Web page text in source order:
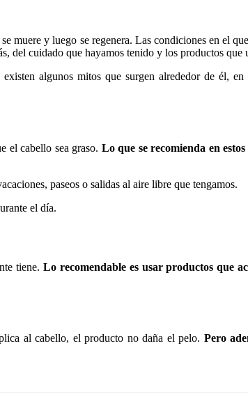
muere y luego se regenera. Las condiciones en el
del cuidado que hayamos tenido y los productos que
algunos mitos que surgen alrededor de él, en
el cabello sea graso. Lo que se recomienda en
paseos o salidas al aire libre que tengamos.
el día.
tiene. Lo recomendable es usar productos que
al cabello, el producto no daña el pelo. Pero